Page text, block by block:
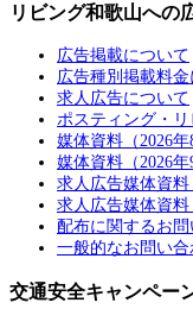
リビング和歌山への
広告掲載について
広告種別掲載料
求人広告について
ポスティング・
媒体資料（2026年
媒体資料（2026年
求人広告媒体資料
求人広告媒体資料
配布に関するお
一般的なお問い合
交通安全キャンペー